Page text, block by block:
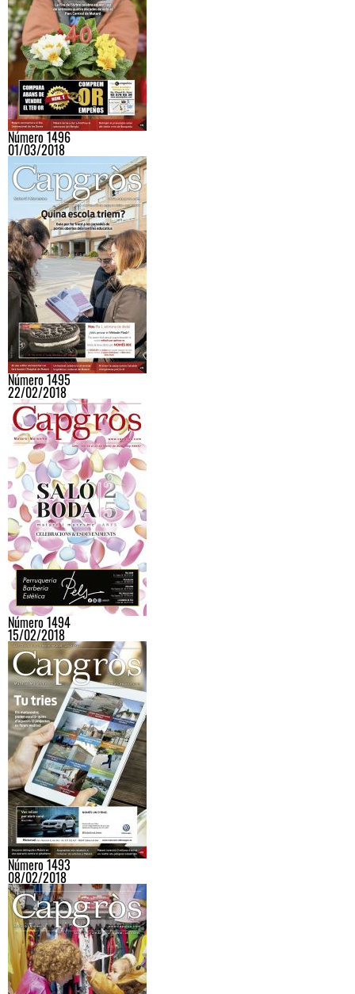
Número 1496
01/03/2018
Número 1495
22/02/2018
Número 1494
15/02/2018
Número 1493
08/02/2018